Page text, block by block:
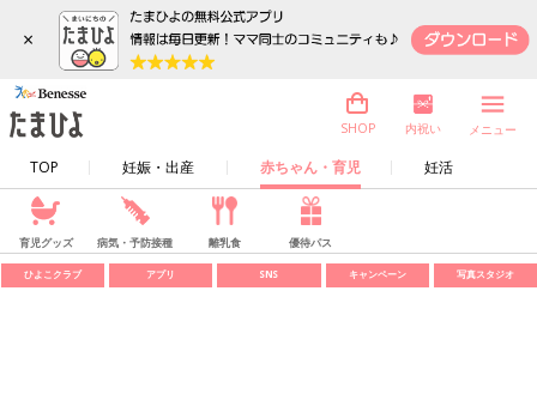
×
TOP 妊娠・出産 赤ちゃん・育児 妊活
SHOP 内祝い メニュー
育児グッズ 病気・予防接種 離乳食 優待パス
ひよこクラブ アプリ SNS キャンペーン 写真スタジオ